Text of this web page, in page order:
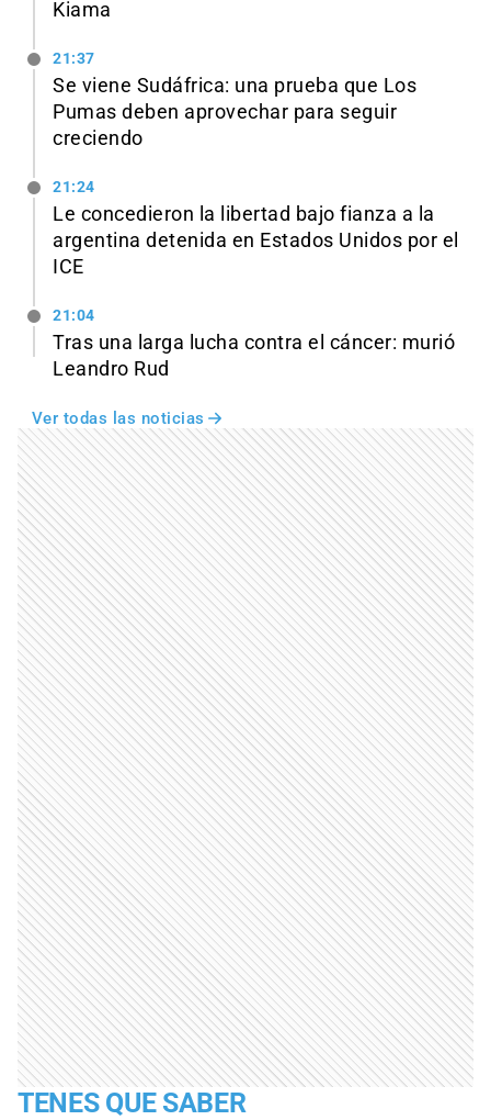
Kiama
21:37
Se viene Sudáfrica: una prueba que Los
Pumas deben aprovechar para seguir
creciendo
21:24
Le concedieron la libertad bajo fianza a la
argentina detenida en Estados Unidos por el
ICE
21:04
Tras una larga lucha contra el cáncer: murió
Leandro Rud
Ver todas las noticias
TENES QUE SABER